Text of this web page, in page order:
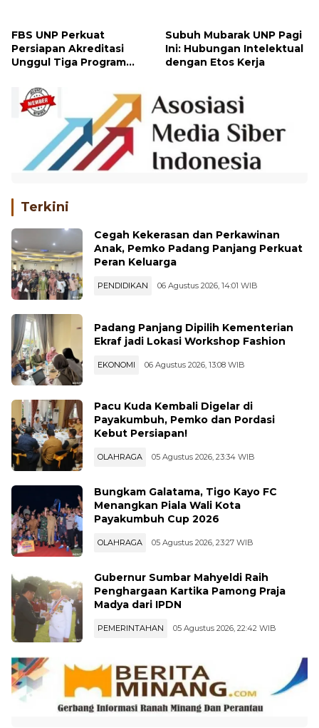
FBS UNP Perkuat
Persiapan Akreditasi
Unggul Tiga Program
Subuh Mubarak UNP Pagi
Ini: Hubungan Intelektual
dengan Etos Kerja
Terkini
Cegah Kekerasan dan Perkawinan
Anak, Pemko Padang Panjang Perkuat
Peran Keluarga
PENDIDIKAN 06 Agustus 2026, 14:01 WIB
Padang Panjang Dipilih Kementerian
Ekraf jadi Lokasi Workshop Fashion
EKONOMI 06 Agustus 2026, 13:08 WIB
Pacu Kuda Kembali Digelar di
Payakumbuh, Pemko dan Pordasi
Kebut Persiapan!
OLAHRAGA 05 Agustus 2026, 23:34 WIB
Bungkam Galatama, Tigo Kayo FC
Menangkan Piala Wali Kota
Payakumbuh Cup 2026
OLAHRAGA 05 Agustus 2026, 23:27 WIB
Gubernur Sumbar Mahyeldi Raih
Penghargaan Kartika Pamong Praja
Madya dari IPDN
PEMERINTAHAN 05 Agustus 2026, 22:42 WIB